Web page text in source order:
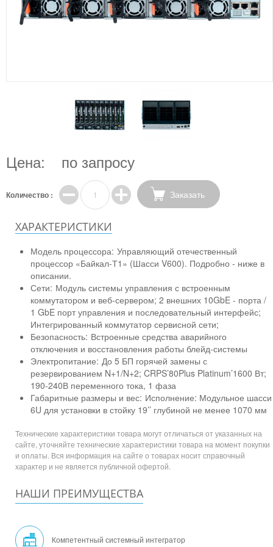
Цена: по запросу
Количество : Заказать
ХАРАКТЕРИСТИКИ
Модель процессора: Управляющий отечественный
процессор «Байкал-Т1» (Шасси V600). Подробно - ниже в
описании.
Сети: Модуль системы управления с встроенным
коммутатором и веб-сервером; 2 внешних 10GbE - порта /
1 GbE порт управления и последовательный интерфейс;
Интегрированный коммутатор сервисной сети;
Безопасность: Встроенные средства аварийного
отключения и восстановления работы блейд-системы
Электропитание: До 5 БП горячей замены с
резервированием N+1/N+2; CRPS’80Plus Platinum’1600 Вт;
190-240В переменного тока, 1 фаза
Габаритные размеры и вес: Исполнение: Модульное шасси
6U для установки в стойку 19’’ глубиной не менее 1070 мм
Технические характеристики товара могут отличаться от указанных на
сайте, уточняйте технические характеристики товара на момент покупки
и оплаты. Вся информация на сайте о товарах носит справочный
характер и не является публичной офертой.
НАШИ ПРЕИМУЩЕСТВА
Компетентный системный интегратор